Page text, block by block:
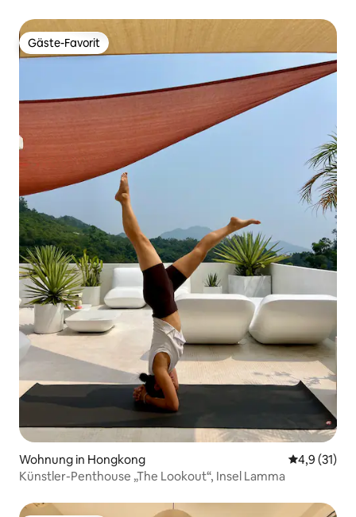
Gäste-Favorit
Gäste-Favorit
Wohnung in Hongkong
4,9 (31)
Künstler-Penthouse „The Lookout“, Insel Lamma